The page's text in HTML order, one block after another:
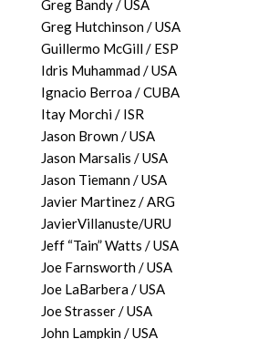
Greg Bandy / USA
Greg Hutchinson / USA
Guillermo McGill / ESP
Idris Muhammad / USA
Ignacio Berroa / CUBA
Itay Morchi / ISR
Jason Brown / USA
Jason Marsalis / USA
Jason Tiemann / USA
Javier Martinez / ARG
JavierVillanuste/URU
Jeff “Tain” Watts / USA
Joe Farnsworth / USA
Joe LaBarbera / USA
Joe Strasser / USA
John Lampkin / USA